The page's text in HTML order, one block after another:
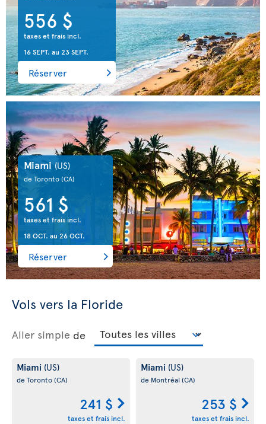
556 $
taxes et frais incl.
16 SEPT. au 23 SEPT.
Réserver
Miami (US)
de Toronto(CA)
561 $
taxes et frais incl.
18 OCT. au 26 OCT.
Réserver
Vols vers la Floride
Aller simple de
Miami (US)
de Toronto(CA)
241 $
taxes et frais incl.
Miami (US)
de Montréal (CA)
253 $
taxes et frais incl.